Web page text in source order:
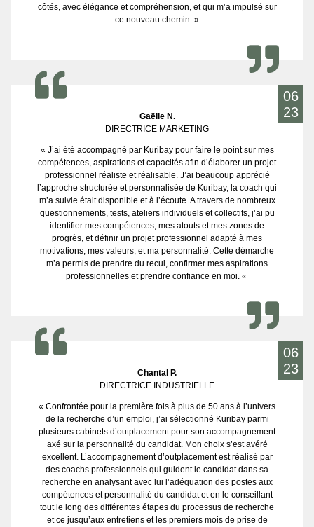
côtés, avec élégance et compréhension, et qui m’a impulsé sur
ce nouveau chemin. »
06
23
Gaëlle N.
DIRECTRICE MARKETING
« J’ai été accompagné par Kuribay pour faire le point sur mes
compétences, aspirations et capacités afin d’élaborer un projet
professionnel réaliste et réalisable. J’ai beaucoup apprécié
l’approche structurée et personnalisée de Kuribay, la coach qui
m’a suivie était disponible et à l’écoute. A travers de nombreux
questionnements, tests, ateliers individuels et collectifs, j’ai pu
identifier mes compétences, mes atouts et mes zones de
progrès, et définir un projet professionnel adapté à mes
motivations, mes valeurs, et ma personnalité. Cette démarche
m’a permis de prendre du recul, confirmer mes aspirations
professionnelles et prendre confiance en moi. «
06
23
Chantal P.
DIRECTRICE INDUSTRIELLE
« Confrontée pour la première fois à plus de 50 ans à l’univers
de la recherche d’un emploi, j’ai sélectionné Kuribay parmi
plusieurs cabinets d’outplacement pour son accompagnement
axé sur la personnalité du candidat. Mon choix s’est avéré
excellent. L’accompagnement d’outplacement est réalisé par
des coachs professionnels qui guident le candidat dans sa
recherche en analysant avec lui l’adéquation des postes aux
compétences et personnalité du candidat et en le conseillant
tout le long des différentes étapes du processus de recherche
et ce jusqu’aux entretiens et les premiers mois de prise de